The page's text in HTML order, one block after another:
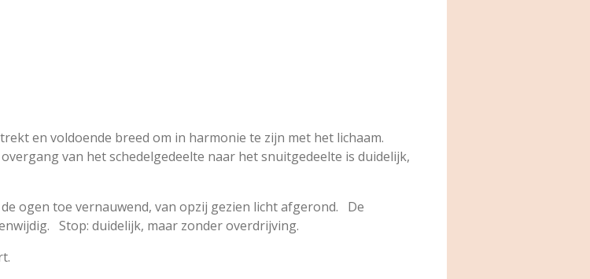
en voldoende breed om in harmonie te zijn met het lichaam.
van het schedelgedeelte naar het snuitgedeelte is duidelijk,
ogen toe vernauwend, van opzij gezien licht afgerond. De
Stop: duidelijk, maar zonder overdrijving.